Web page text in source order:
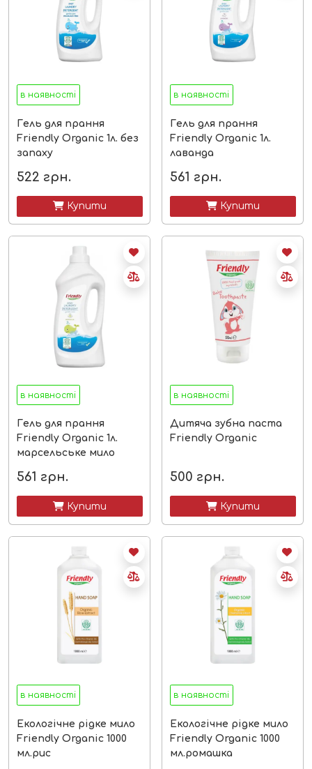
в наявності
Гель для прання
Friendly Organic 1л. без
запаху
522 грн.
 Купити
в наявності
Гель для прання
Friendly Organic 1л.
лаванда
561 грн.
 Купити
в наявності
Гель для прання
Friendly Organic 1л.
марсельське мило
561 грн.
 Купити
в наявності
Дитяча зубна паста
Friendly Organic
500 грн.
 Купити
в наявності
Екологічне рідке мило
Friendly Organic 1000
мл.рис
в наявності
Екологічне рідке мило
Friendly Organic 1000
мл.ромашка